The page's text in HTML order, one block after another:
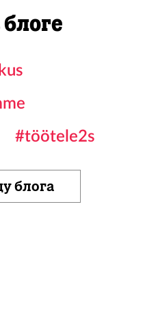
#töötele2s
блога